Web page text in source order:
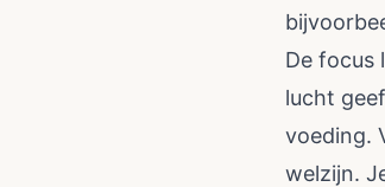
De focus
lucht
voeding.
welzijn.